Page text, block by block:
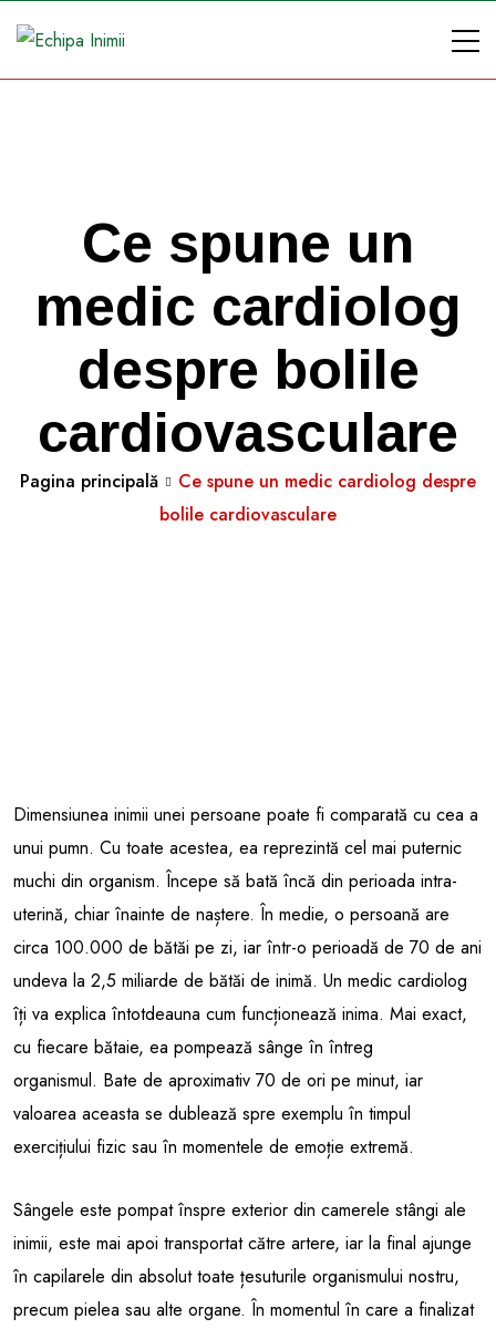
Ce spune un
medic cardiolog
despre bolile
cardiovasculare
Pagina principală
Ce spune un medic cardiolog despre
bolile cardiovasculare
Dimensiunea inimii unei persoane poate fi comparată cu cea a
unui pumn. Cu toate acestea, ea reprezintă cel mai puternic
muchi din organism. Începe să bată încă din perioada intra-
uterină, chiar înainte de naștere. În medie, o persoană are
circa 100.000 de bătăi pe zi, iar într-o perioadă de 70 de ani
undeva la 2,5 miliarde de bătăi de inimă. Un medic cardiolog
îți va explica întotdeauna cum funcționează inima. Mai exact,
cu fiecare bătaie, ea pompează sânge în întreg
organismul. Bate de aproximativ 70 de ori pe minut, iar
valoarea aceasta se dublează spre exemplu în timpul
exercițiului fizic sau în momentele de emoție extremă.
Sângele este pompat înspre exterior din camerele stângi ale
inimii, este mai apoi transportat către artere, iar la final ajunge
în capilarele din absolut toate țesuturile organismului nostru,
precum pielea sau alte organe. În momentul în care a finalizat